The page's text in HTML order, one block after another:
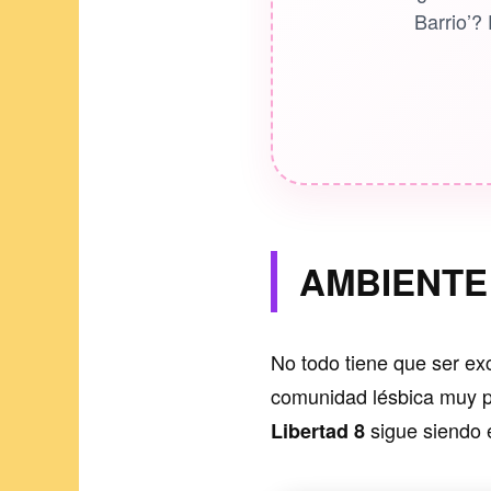
No todo tiene que ser
comunidad lésbica muy
Libertad 8sigue siendo